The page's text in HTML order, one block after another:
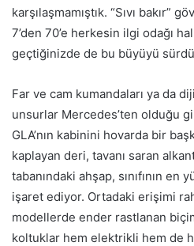
karşılaşmamıştık. “Sıvı bakır”
7’den 70’e herkesin ilgi odağı
geçtiğinizde de bu büyüyü
Far ve cam kumandaları ya da
unsurlar Mercedes’ten olduğu
GLA’nın kabinini hovarda bir
kaplayan deri, tavanı saran
tabanındaki ahşap, sınıfının
işaret ediyor. Ortadaki erişimi
modellerde ender rastlanan
koltuklar hem elektrikli hem de